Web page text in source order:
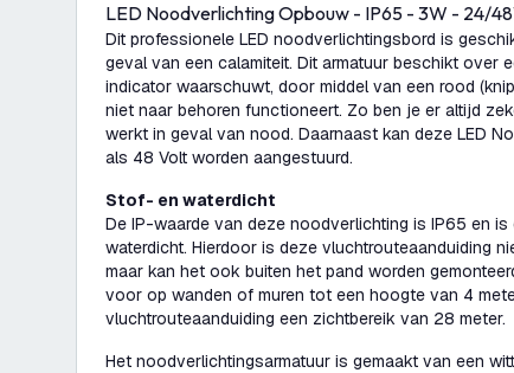
LED Noodverlichting Opbouw - IP65 - 3W - 24/
Dit professionele LED noodverlichtingsbord is
geval van een calamiteit. Dit armatuur beschikt over
indicator waarschuwt, door middel van een rood
niet naar behoren functioneert. Zo ben je er altijd
werkt in geval van nood. Daarnaast kan deze LED
als 48 Volt worden aangestuurd.
Stof- en waterdicht
De IP-waarde van deze noodverlichting is IP65 en
waterdicht. Hierdoor is deze vluchtrouteaanduiding
maar kan het ook buiten het pand worden
voor op wanden of muren tot een hoogte van 4
vluchtrouteaanduiding een zichtbereik van 28 meter.
Het noodverlichtingsarmatuur is gemaakt van een